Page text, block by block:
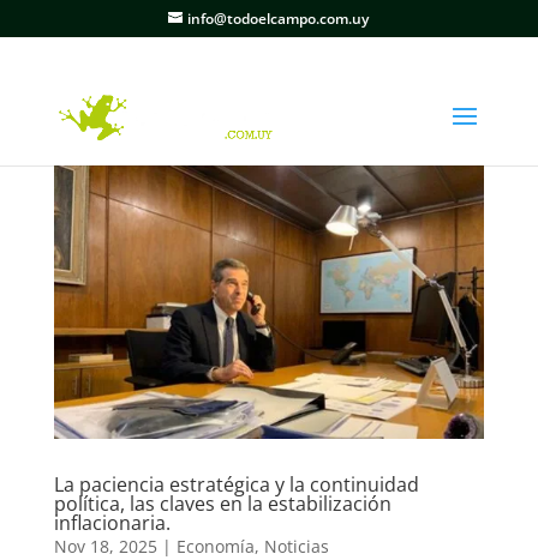
info@todoelcampo.com.uy
La paciencia estratégica y la continuidad
política, las claves en la estabilización
inflacionaria.
Nov 18, 2025| Economía, Noticias